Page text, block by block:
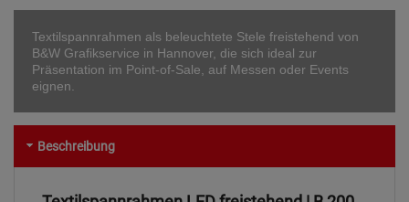
Textilspannrahmen als beleuchtete Stele freistehend von
B&W Grafikservice in Hannover, die sich ideal zur
Präsentation im Point-of-Sale, auf Messen oder Events
eignen.
Beschreibung